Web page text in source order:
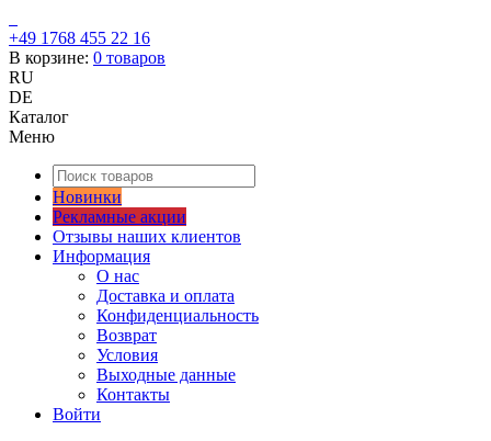
+49 1768 455 22 16
В корзине: 0 товаров
RU
DE
Каталог
Меню
Новинки
Рекламные акции
Отзывы наших клиентов
Информация
О нас
Доставка и оплата
Конфиденциальность
Возврат
Условия
Выходные данные
Контакты
Войти